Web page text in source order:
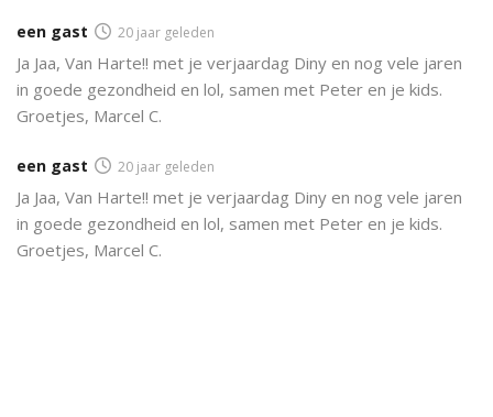
een gast 20 jaar geleden
Ja Jaa, Van Harte!! met je verjaardag Diny en nog vele jaren
in goede gezondheid en lol, samen met Peter en je kids.
Groetjes, Marcel C.
een gast 20 jaar geleden
Ja Jaa, Van Harte!! met je verjaardag Diny en nog vele jaren
in goede gezondheid en lol, samen met Peter en je kids.
Groetjes, Marcel C.